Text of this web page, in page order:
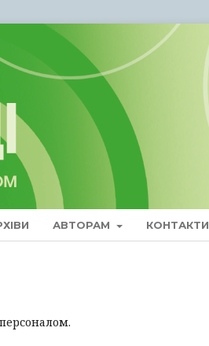
АВТОРАМ КОНТАКТИ